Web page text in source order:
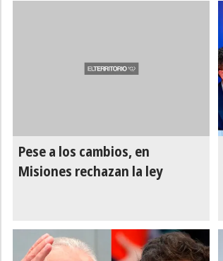
Pese a los cambios, en
Misiones rechazan la ley